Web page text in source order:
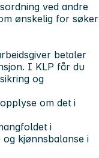
ved andre
ønskelig for søker
betaler
I KLP får du
og
om det i
i
kjønnsbalanse i